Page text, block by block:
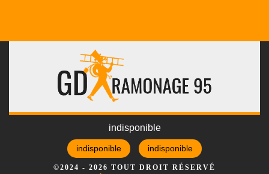
indisponible
indisponible indisponible
©2024 - 2026 TOUT DROIT RÉSERVÉ